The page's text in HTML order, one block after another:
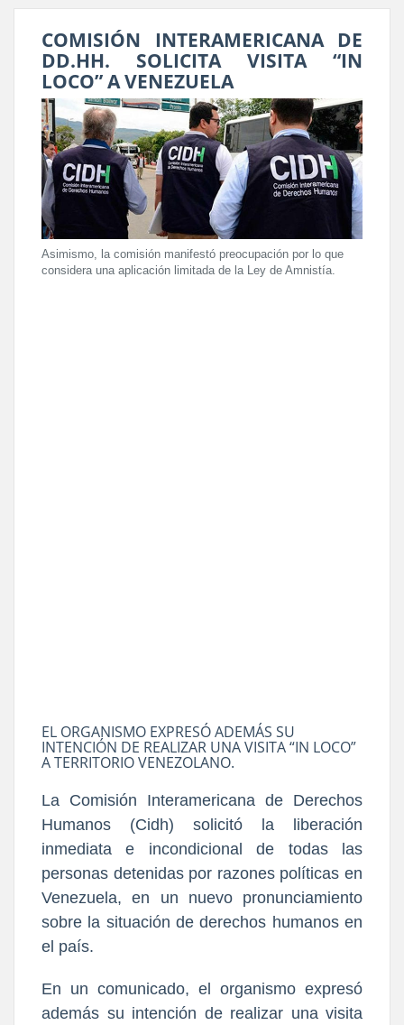
COMISIÓN INTERAMERICANA DE
DD.HH. SOLICITA VISITA “IN
LOCO” A VENEZUELA
Asimismo, la comisión manifestó preocupación por lo que
considera una aplicación limitada de la Ley de Amnistía.
EL ORGANISMO EXPRESÓ ADEMÁS SU
INTENCIÓN DE REALIZAR UNA VISITA “IN LOCO”
A TERRITORIO VENEZOLANO.
La Comisión Interamericana de Derechos
Humanos (Cidh) solicitó la liberación
inmediata e incondicional de todas las
personas detenidas por razones políticas en
Venezuela, en un nuevo pronunciamiento
sobre la situación de derechos humanos en
el país.
En un comunicado, el organismo expresó
además su intención de realizar una visita